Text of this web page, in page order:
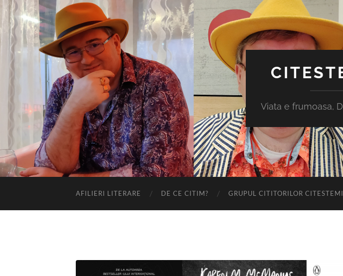
Viata e frumoasa,
AFILIERI LITERARE DE CE CITIM? GRUPUL CITITORILOR